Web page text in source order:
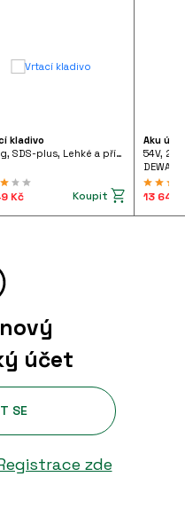
kladivo
2,3 kg, SDS-plus, Lehké a příruční vrtací kladivo 710 W pistolového tvaru, FHE 2-22 SDS-plus 230/CEE
Kč Koupit
Aku
54V,
DEWALT
13 642
účet
SE
zde